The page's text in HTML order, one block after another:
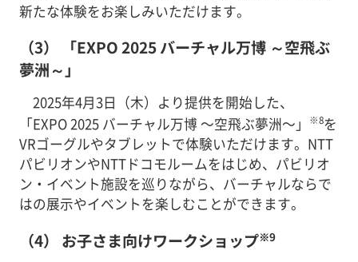
新たな体験をお楽しみいただけます。
（3） 「EXPO 2025 バーチャル万博 ～空飛ぶ
夢洲～」
2025年4月3日（木）より提供を開始した、
「EXPO 2025 バーチャル万博 ～空飛ぶ夢洲～」
※8を
VRゴーグルやタブレットで体験いただけます。NTT
パビリオンやNTTドコモルームをはじめ、パビリオ
ン・イベント施設を巡りながら、バーチャルならで
はの展示やイベントを楽しむことができます。
（4） お子さま向けワークショップ※9